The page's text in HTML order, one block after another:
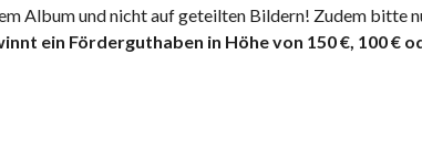
Album und nicht auf geteilten Bildern! Zudem bitte
ein Förderguthaben in Höhe von 150 €, 100 €